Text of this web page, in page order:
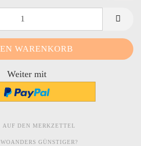
Weiter mit
AUF DEN MERKZETTEL
WOANDERS GÜNSTIGER?